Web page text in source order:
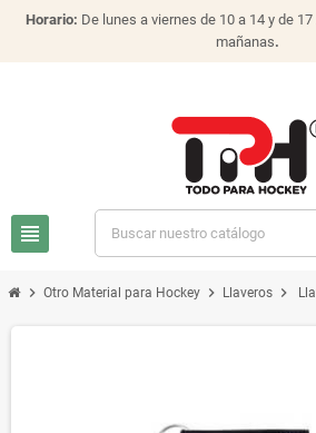
Horario: De lunes a viernes de 10 a 14 y de
mañanas.
view_headline
chevron_right Otro Material para Hockey chevron_right Llaveros chevron_right